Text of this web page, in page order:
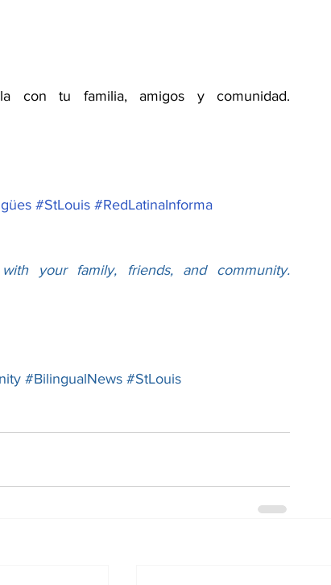
#StLouis #RedLatinaInforma
#BilingualNews #StLouis